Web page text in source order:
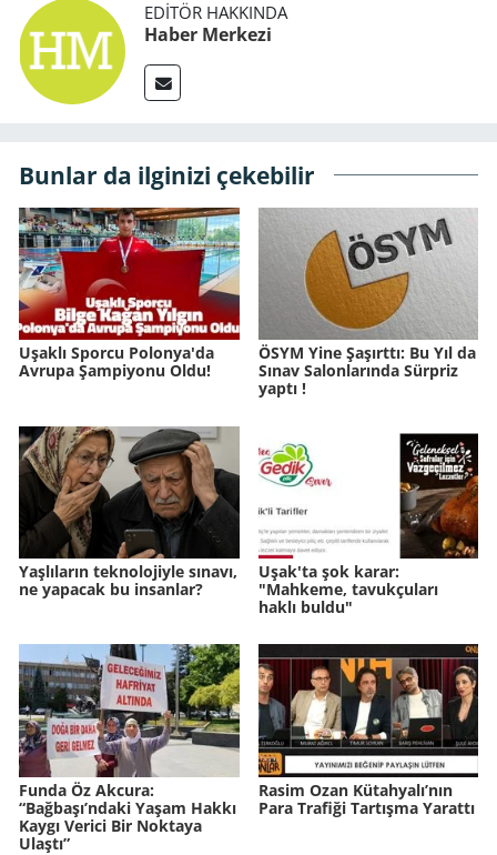
EDITÖR HAKKINDA
Haber Merkezi
Bunlar da ilginizi çekebilir
Uşaklı Sporcu Polonya'da
Avrupa Şampiyonu Oldu!
ÖSYM Yine Şaşırttı: Bu Yıl da
Sınav Salonlarında Sürpriz
yaptı !
Yaşlıların teknolojiyle sınavı,
ne yapacak bu insanlar?
Uşak'ta şok karar:
"Mahkeme, tavukçuları
haklı buldu"
Funda Öz Akcura:
“Bağbaşı’ndaki Yaşam Hakkı
Kaygı Verici Bir Noktaya
Ulaştı”
Rasim Ozan Kütahyalı’nın
Para Trafiği Tartışma Yarattı